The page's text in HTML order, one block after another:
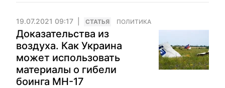
19.07.2021 09:17 CТАТЬЯ ПОЛИТИКА
Доказательства из
воздуха. Как Украина
может использовать
материалы о гибели
боинга MH-17